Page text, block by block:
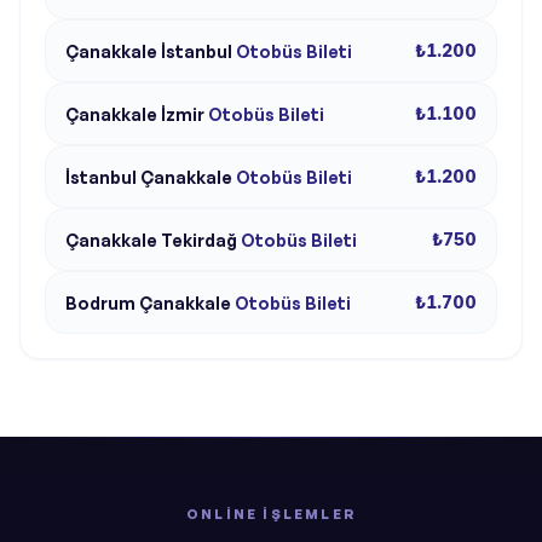
Çanakkale İstanbul Otobüs Bileti ₺1.200
Çanakkale İzmir Otobüs Bileti ₺1.100
İstanbul Çanakkale Otobüs Bileti ₺1.200
Çanakkale Tekirdağ Otobüs Bileti ₺750
Bodrum Çanakkale Otobüs Bileti ₺1.700
ONLINE İŞLEMLER